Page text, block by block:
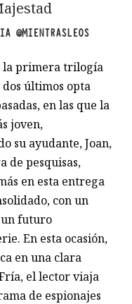
@MIENTRASLEOS
la primera trilogía
dos últimos opta
en las que la
joven,
su ayudante, Joan,
de pesquisas,
en esta entrega
con un
un futuro
En esta ocasión,
en una clara
el lector viaja
de espionajes